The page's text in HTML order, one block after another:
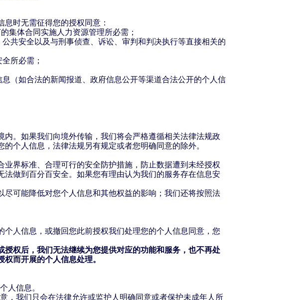
时无需征得您的授权同意：
集体合同实施人力资源管理所必需；
共安全以及与刑事侦查、诉讼、审判和判决执行等直接相关的
所必需；
（如合法的新闻报道、政府信息公开等渠道合法公开的个人信
。如果我们向境外传输，我们将会严格遵循相关法律法规政
个人信息，法律法规另有规定或者您明确同意的除外。
界标准、合理可行的安全防护措施，防止数据遭到未经授权
做到百分百安全。如果您有理由认为我们的服务存在信息安
可能降低对您个人信息和其他权益的影响；我们还将按照法
人信息，或撤回您此前授权我们处理您的个人信息同意，您
权后，我们无法继续为您提供对应的功能和服务，也不再处
而开展的个人信息处理。
人信息。
，我们只会在法律允许或监护人明确同意或者保护未成年人所